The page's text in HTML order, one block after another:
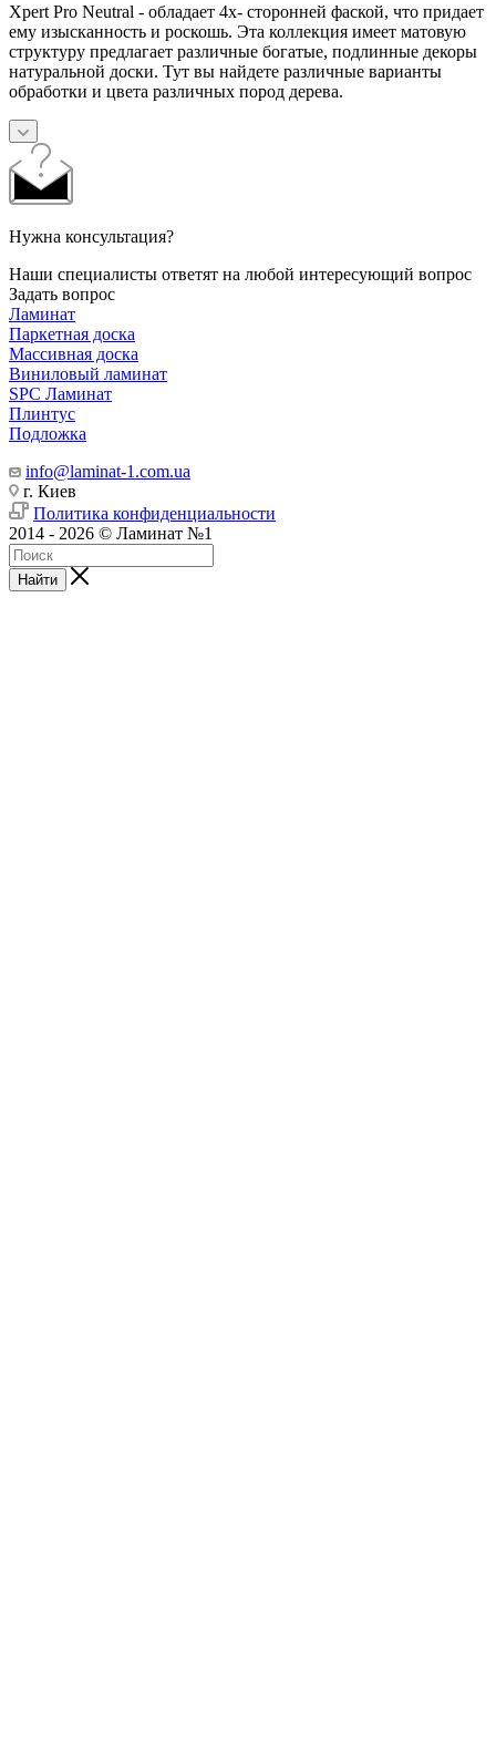
Xpert Pro Neutral - обладает 4х- сторонней фаской, что придает
ему изысканность и роскошь. Эта коллекция имеет матовую
структуру предлагает различные богатые, подлинные декоры
натуральной доски. Тут вы найдете различные варианты
обработки и цвета различных пород дерева.
Нужна консультация?
Наши специалисты ответят на любой интересующий вопрос
Задать вопрос
Ламинат
Паркетная доска
Массивная доска
Виниловый ламинат
SPC Ламинат
Плинтус
Подложка
info@laminat-1.com.ua
г. Киев
Политика конфиденциальности
2014 - 2026 © Ламинат №1
Найти